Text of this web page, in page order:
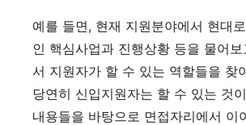
예를 들면, 현재 지원분야에서 현대
인 핵심사업과 진행상황 등을 물어
서 지원자가 할 수 있는 역할들을 찾
당연히 신입지원자는 할 수 있는 것
내용들을 바탕으로 면접자리에서 이